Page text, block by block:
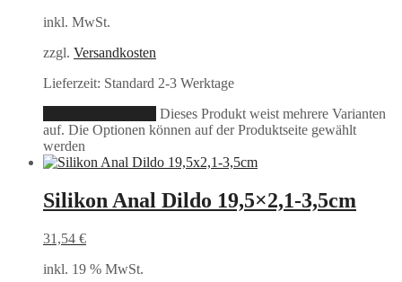
inkl. MwSt.
zzgl. Versandkosten
Lieferzeit: Standard 2-3 Werktage
Dieses Produkt weist mehrere Varianten
auf. Die Optionen können auf der Produktseite gewählt
werden
Silikon Anal Dildo 19,5×2,1-3,5cm
31,54 €
inkl. 19 % MwSt.